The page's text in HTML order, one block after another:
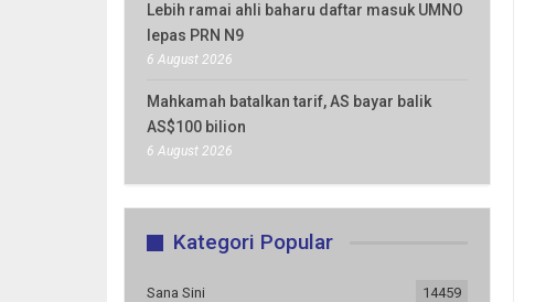
Lebih ramai ahli baharu daftar masuk UMNO
lepas PRN N9
6 August 2026
Mahkamah batalkan tarif, AS bayar balik
AS$100 bilion
6 August 2026
Kategori Popular
Sana Sini 14459